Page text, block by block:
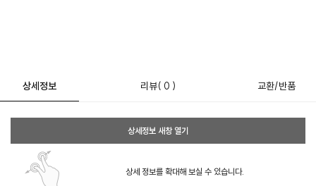
상세정보 리뷰( 0 ) 교환/반품
상세정보 새창 열기
상세 정보를 확대해 보실 수 있습니다.